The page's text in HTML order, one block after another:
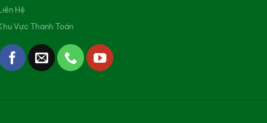
Hệ
Vực Thanh Toán